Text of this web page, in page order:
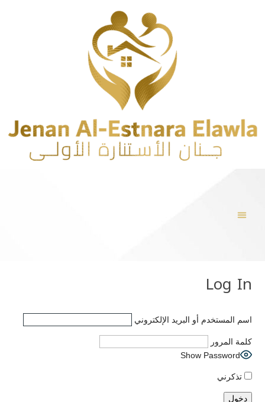
Log In
اسم المستخدم أو البريد الإلكتروني
كلمة المرور
Show Password
تذكرني